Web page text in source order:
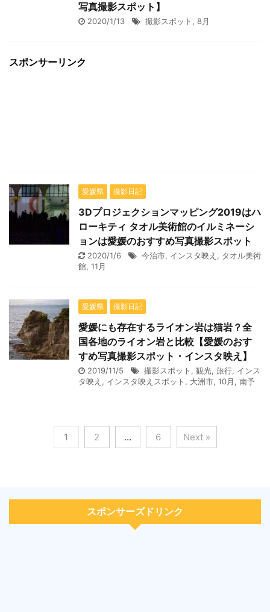
写真撮影スポット】
2020/1/13 撮影スポット , 8月
スポンサーリンク
愛媛県 撮影日記
3Dプロジェクションマッピング2019はハ
ローキティ タオル美術館のイルミネーシ
ョンは愛媛のおすすめ写真撮影スポット
2020/1/6 今治市, インスタ映え , タオル美術
館, 11月
愛媛県 撮影日記
愛媛にも存在するライオン岩は猫岩？全
国各地のライオン岩と比較【愛媛のおす
すめ写真撮影スポット・インスタ映え】
2019/11/5 撮影スポット , 観光, 旅行, インス
タ映え , インスタ映えスポット , 大洲市, 10月 , 南予
1 2 … 6 Next »
スポンサーズドリンク